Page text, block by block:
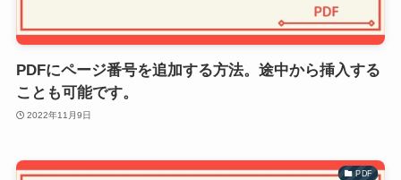
PDFにページ番号を追加する方法。途中から挿入する
ことも可能です。
2022年11月9日
PDF